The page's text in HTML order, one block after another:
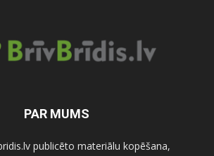
PAR MUMS
publicēto materiālu kopēšana,